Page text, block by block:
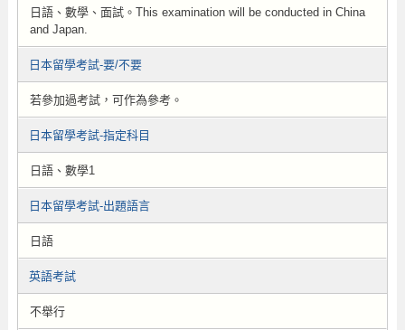
日語、數學、面試。This examination will be conducted in China
and Japan.
日本留學考試-要/不要
若參加過考試，可作為參考。
日本留學考試-指定科目
日語、數學1
日本留學考試-出題語言
日語
英語考試
不舉行